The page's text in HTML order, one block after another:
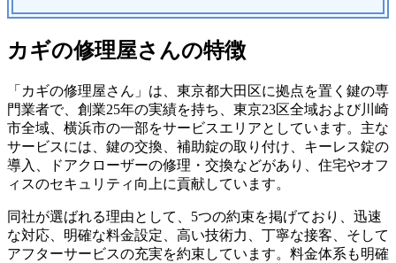
カギの修理屋さんの特徴
「カギの修理屋さん」は、東京都大田区に拠点を置く鍵の専
門業者で、創業25年の実績を持ち、東京23区全域および川崎
市全域、横浜市の一部をサービスエリアとしています。主な
サービスには、鍵の交換、補助錠の取り付け、キーレス錠の
導入、ドアクローザーの修理・交換などがあり、住宅やオフ
ィスのセキュリティ向上に貢献しています。
同社が選ばれる理由として、5つの約束を掲げており、迅速
な対応、明確な料金設定、高い技術力、丁寧な接客、そして
アフターサービスの充実を約束しています。料金体系も明確